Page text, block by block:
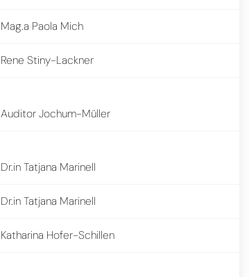
Mag.a Paola Mich
Rene Stiny-Lackner
Auditor Jochum-Müller
Dr.in Tatjana Marinell
Dr.in Tatjana Marinell
Katharina Hofer-Schillen